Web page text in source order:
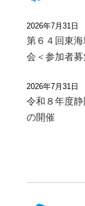
2026年7月31日
第６４回東
会＜参加者募
2026年7月31日
令和８年度
の開催